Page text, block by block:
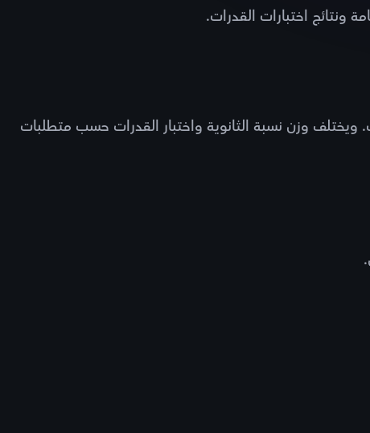
اختبارات القدرات.
وزن نسبة الثانوية واختبار القدرات حسب متطلبات